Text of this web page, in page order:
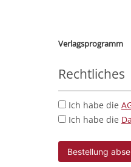
Verlagsprogramm
Rechtliches
Ich habe die
Ich habe die
Bestellung